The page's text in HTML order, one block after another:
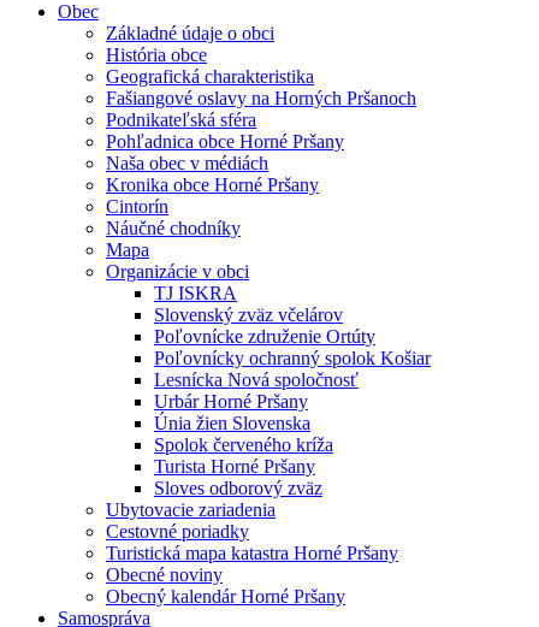
Obec
Základné údaje o obci
História obce
Geografická charakteristika
Fašiangové oslavy na Horných Pršanoch
Podnikateľská sféra
Pohľadnica obce Horné Pršany
Naša obec v médiách
Kronika obce Horné Pršany
Cintorín
Náučné chodníky
Mapa
Organizácie v obci
TJ ISKRA
Slovenský zväz včelárov
Poľovnícke združenie Ortúty
Poľovnícky ochranný spolok Košiar
Lesnícka Nová spoločnosť
Urbár Horné Pršany
Únia žien Slovenska
Spolok červeného kríža
Turista Horné Pršany
Sloves odborový zväz
Ubytovacie zariadenia
Cestovné poriadky
Turistická mapa katastra Horné Pršany
Obecné noviny
Obecný kalendár Horné Pršany
Samospráva